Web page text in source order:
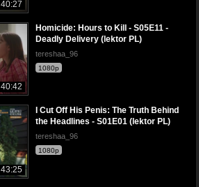
40:27
40:42
Homicide: Hours to Kill - S05E11 -
Deadly Delivery (lektor PL)
tereshaa_96
1080p
43:25
I Cut Off His Penis: The Truth Behind
the Headlines - S01E01 (lektor PL)
tereshaa_96
1080p